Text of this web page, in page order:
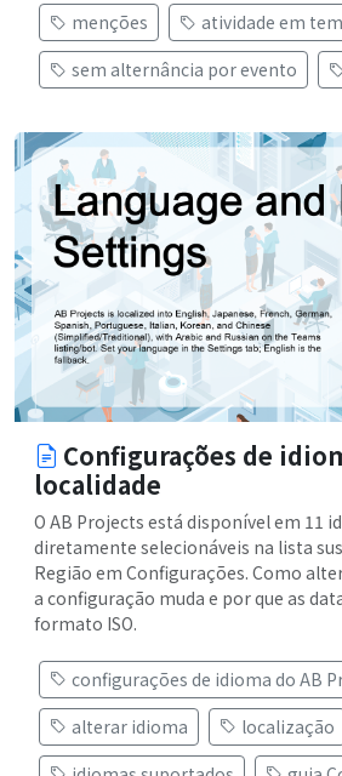
menções
atividade em
sem alternância por evento
Configurações de
localidade
O AB Projects está disponível em 11
diretamente selecionáveis na lista
Região em Configurações. Como
a configuração muda e por que as
formato ISO.
configurações de idioma do AB
alterar idioma
localização